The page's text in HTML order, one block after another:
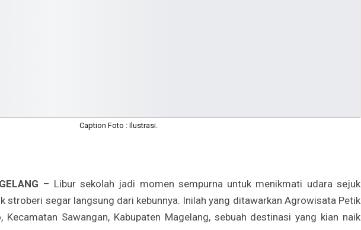
Caption Foto : Ilustrasi.
– Libur sekolah jadi momen sempurna untuk menikmati udara sejuk
stroberi segar langsung dari kebunnya. Inilah yang ditawarkan Agrowisata Petik
Kecamatan Sawangan, Kabupaten Magelang, sebuah destinasi yang kian naik